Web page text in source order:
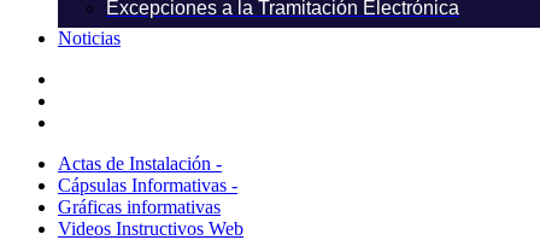
Excepciones a la Tramitación Electrónica
Noticias
Actas de Instalación -
Cápsulas Informativas -
Gráficas informativas
Videos Instructivos Web